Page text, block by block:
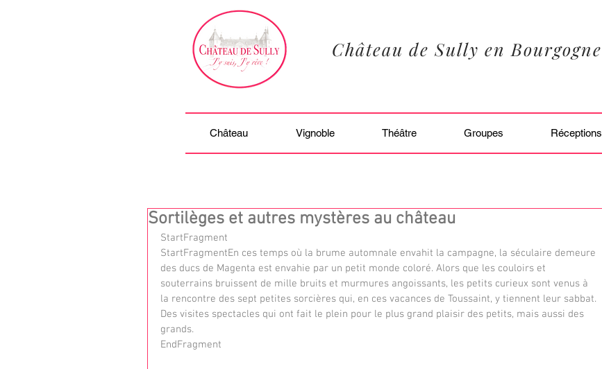
Château de Sully en Bourgogne
Château Vignoble Théâtre Groupes Réceptions
Sortilèges et autres mystères au château
StartFragment
StartFragmentEn ces temps où la brume automnale envahit la campagne, la séculaire demeure
des ducs de Magenta est envahie par un petit monde coloré. Alors que les couloirs et
souterrains bruissent de mille bruits et murmures angoissants, les petits curieux sont venus à
la rencontre des sept petites sorcières qui, en ces vacances de Toussaint, y tiennent leur sabbat.
Des visites spectacles qui ont fait le plein pour le plus grand plaisir des petits, mais aussi des
grands.
EndFragment